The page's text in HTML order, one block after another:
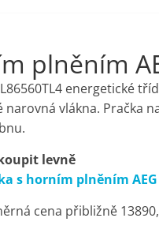
plněním
energetické
narovná vlákna. Pračka
levně
s horním plněním AEG
cena přibližně